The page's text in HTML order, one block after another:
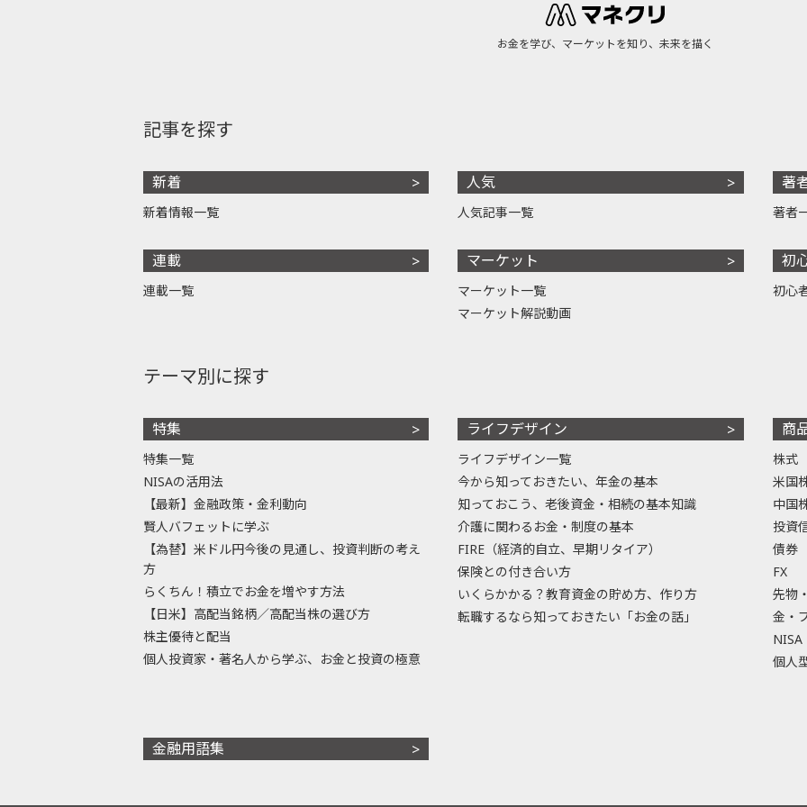
お金を学び、マーケットを知り、未来を描く
記事を探す
新着
新着情報一覧
連載
連載一覧
人気
人気記事一覧
マーケット
マーケット一覧
マーケット解説動画
著
著者
初
初心
テーマ別に探す
特集
特集一覧
NISAの活用法
【最新】金融政策・金利動向
賢人バフェットに学ぶ
【為替】米ドル円今後の見通し、投資判断の考え
方
らくちん！積立でお金を増やす方法
【日米】高配当銘柄／高配当株の選び方
株主優待と配当
個人投資家・著名人から学ぶ、お金と投資の極意
ライフデザイン
ライフデザイン一覧
今から知っておきたい、年金の基本
知っておこう、老後資金・相続の基本知識
介護に関わるお金・制度の基本
FIRE（経済的自立、早期リタイア）
保険との付き合い方
いくらかかる？教育資金の貯め方、作り方
転職するなら知っておきたい「お金の話」
商
株式
米国
中国
投資
債券
FX
先物
金・
NISA
個人
金融用語集